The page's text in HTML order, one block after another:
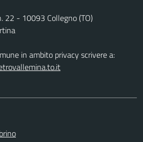
22 - 10093 Collegno (TO)
in ambito privacy scrivere a: